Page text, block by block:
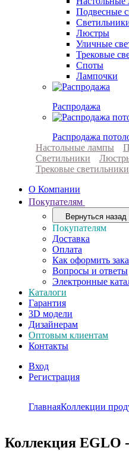
Подвесные
Люстры
Уличные
Трековые
Споты
Лампочки
Распродажа
Распродажа
Настольные лампы
Светильники
Трековые светильники
О Компании
Покупателям
Вернуться назад
Покупателям
Доставка
Оплата
Как оформить
Вопросы и ответы
Электронные
Каталоги
Гарантия
3D модели
Дизайнерам
Оптовым клиентам
Контакты
Вход
Регистрация
ГлавнаяКоллекции
Коллекция EGLO